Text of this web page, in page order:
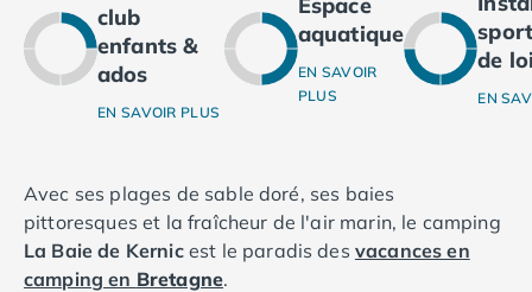
Camping Ardennes
Camping Corse
Camping Corse-du-Sud
Camping Bonifacio
Camping Ghisonaccia
Camping Saint-Florent
Camping Franche-Comté
Camping Doubs
club
enfants &
ados
EN SAVOIR PLUS
aquatique
EN SAVOIR
PLUS
de
EN
Avec ses plages de sable doré, ses baies
pittoresques et la fraîcheur de l'air marin, le camping
La Baie de Kernic est le paradis des vacances en
camping en Bretagne.